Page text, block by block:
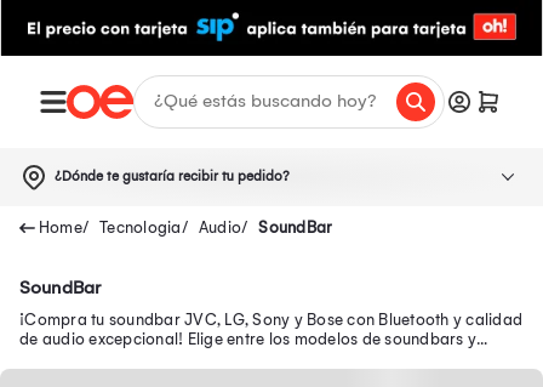
¿Dónde te gustaría recibir tu pedido?
Tecnologia Audio SoundBar
SoundBar
¡Compra tu soundbar JVC, LG, Sony y Bose con Bluetooth y calidad
de audio excepcional! Elige entre los modelos de soundbars y